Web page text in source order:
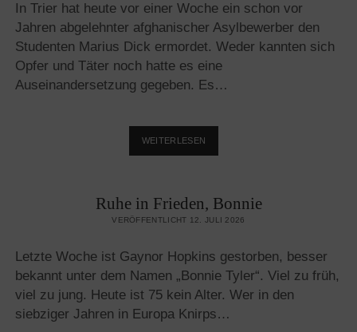
In Trier hat heute vor einer Woche ein schon vor
Jahren abgelehnter afghanischer Asylbewerber den
Studenten Marius Dick ermordet. Weder kannten sich
Opfer und Täter noch hatte es eine
Auseinandersetzung gegeben. Es…
WEITERLESEN
SCHÜTZT
VOR
DEN
Ruhe in Frieden, Bonnie
VERÖFFENTLICHT 12. JULI 2026
Letzte Woche ist Gaynor Hopkins gestorben, besser
bekannt unter dem Namen „Bonnie Tyler“. Viel zu früh,
viel zu jung. Heute ist 75 kein Alter. Wer in den
siebziger Jahren in Europa Knirps…